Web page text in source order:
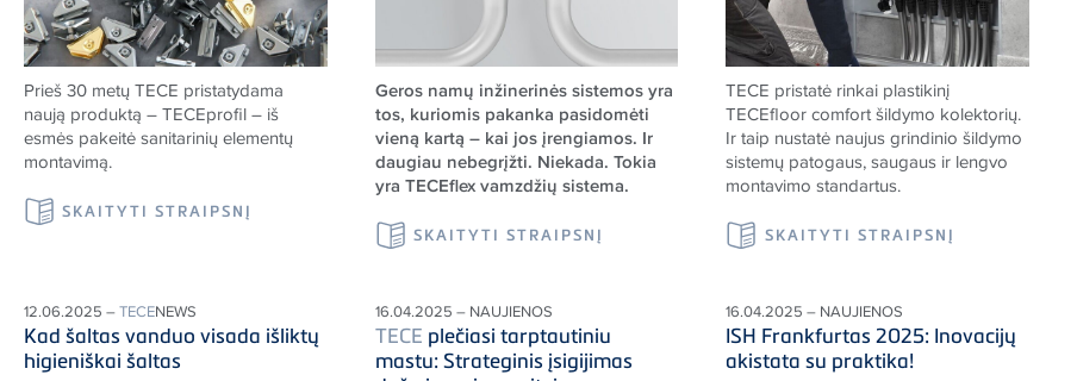
Prieš 30 metųTECE pristatydama
naują produktą –TECEprofil – iš
esmės pakeitė sanitarinių elementų
montavimą.
SKAITYTI STRAIPSNĮ
Geros namų inžinerinės sistemos yra
tos, kuriomis pakanka pasidomėti
vieną kartą – kai jos įrengiamos. Ir
daugiau nebegrįžti. Niekada. Tokia
yra TECEflex vamzdžių sistema.
SKAITYTI STRAIPSNĮ
TECE pristatė rinkai plastikinį
TECEfloor comfort šildymo kolektorių.
Ir taip nustatė naujus grindinio šildymo
sistemų patogaus, saugaus ir lengvo
montavimo standartus.
SKAITYTI STRAIPSNĮ
12.06.2025 –TECENEWS
Kad šaltas vanduo visada išliktų
higieniškai šaltas
16.04.2025 – NAUJIENOS
TECE plečiasi tarptautiniu
mastu: Strateginis įsigijimas
16.04.2025 – NAUJIENOS
ISH Frankfurtas 2025: Inovacijų
akistata su praktika!